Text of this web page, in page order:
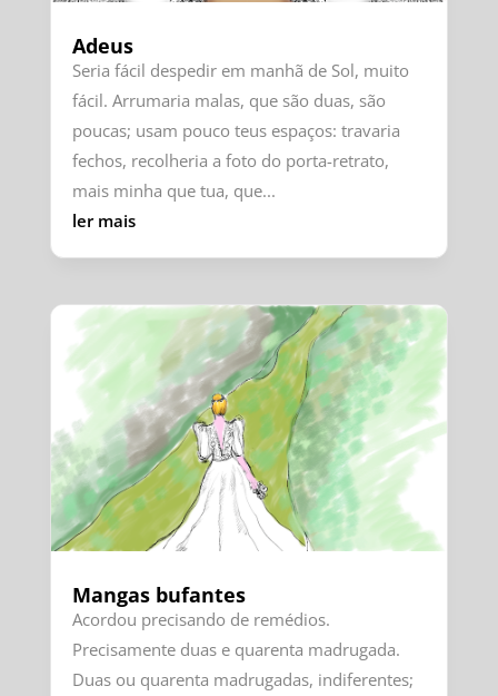
Adeus
Seria fácil despedir em manhã de Sol, muito
fácil. Arrumaria malas, que são duas, são
poucas; usam pouco teus espaços: travaria
fechos, recolheria a foto do porta-retrato,
mais minha que tua, que...
ler mais
Mangas bufantes
Acordou precisando de remédios.
Precisamente duas e quarenta madrugada.
Duas ou quarenta madrugadas, indiferentes;